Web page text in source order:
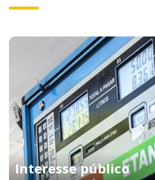
Interesse público